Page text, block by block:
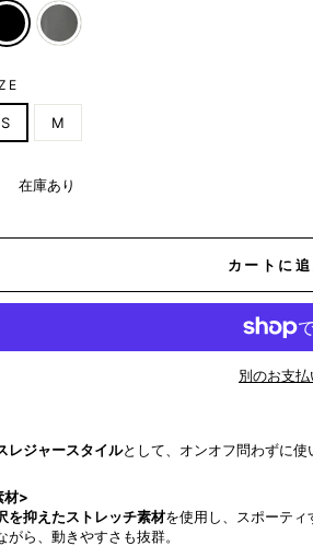
S M
在庫あり
カートに
別のお支
レジャースタイルとして、オンオフ問わずに使
材>
を抑えたストレッチ素材を使用し、スポーテ
がら、動きやすさも抜群。